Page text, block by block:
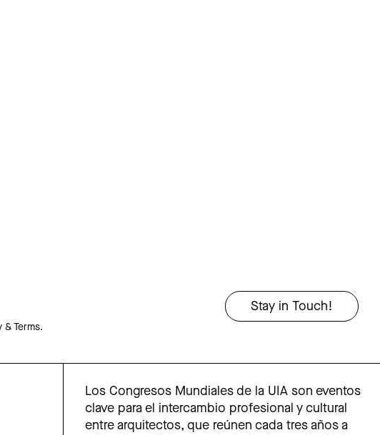
& Terms.
Los Congresos Mundiales de la UIA son eventos
clave para el intercambio profesional y cultural
entre arquitectos, que reúnen cada tres años a